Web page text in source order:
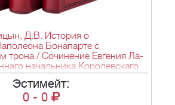
Д.В. История о
Бонапарте с
трона / Сочинение Евгения Ла-
начальника Королевскаго
кавалера Почетнаго
австрийскаго ордена
; перевод с французскаго. -
Эстимейт:
0 - 0